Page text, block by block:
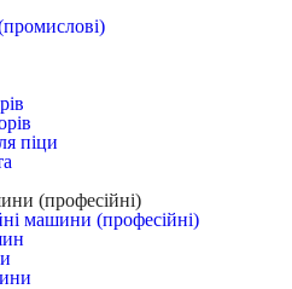
піци
(професійні)
машини (професійні)